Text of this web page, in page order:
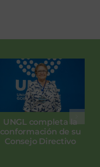
UNGL completa la
conformación de su
Consejo Directivo